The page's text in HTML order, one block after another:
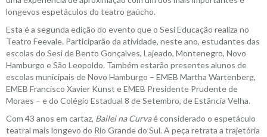
longevos espetáculos do teatro gaúcho.
Esta é a segunda edição do evento que o Sesi Educação realiza no
Teatro Feevale. Participarão da atividade, neste ano, estudantes das
escolas do Sesi de Bento Gonçalves, Lajeado, Montenegro, Novo
Hamburgo e São Leopoldo. Também estarão presentes alunos de
escolas municipais de Novo Hamburgo – EMEB Martha Wartenberg,
EMEB Francisco Xavier Kunst e EMEB Presidente Prudente de
Moraes – e do Colégio Estadual 8 de Setembro, de Estância Velha.
Com 43 anos em cartaz, Bailei na Curvaé considerado o espetáculo
teatral mais longevo do Rio Grande do Sul. A peça retrata a trajetória